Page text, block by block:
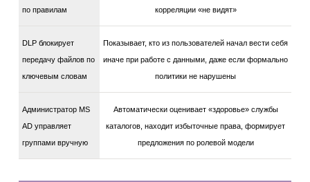
по правилам
корреляции «не видят»
DLP блокирует
передачу файлов по
ключевым словам
Показывает, кто из пользователей начал вести себя
иначе при работе с данными, даже если формально
политики не нарушены
Администратор MS
AD управляет
группами вручную
Автоматически оценивает «здоровье» службы
каталогов, находит избыточные права, формирует
предложения по ролевой модели